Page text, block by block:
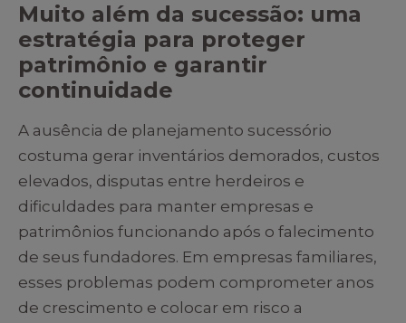
Muito além da sucessão: uma
estratégia para proteger
patrimônio e garantir
continuidade
A ausência de planejamento sucessório
costuma gerar inventários demorados, custos
elevados, disputas entre herdeiros e
dificuldades para manter empresas e
patrimônios funcionando após o falecimento
de seus fundadores. Em empresas familiares,
esses problemas podem comprometer anos
de crescimento e colocar em risco a